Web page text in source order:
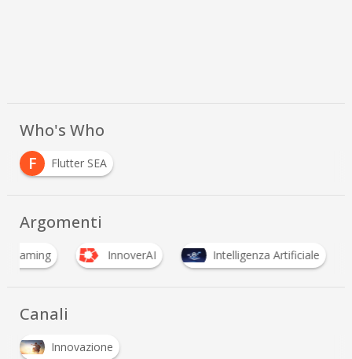
Who's Who
F
Flutter SEA
Argomenti
gaming InnoverAI Intelligenza Artificiale
Canali
Innovazione